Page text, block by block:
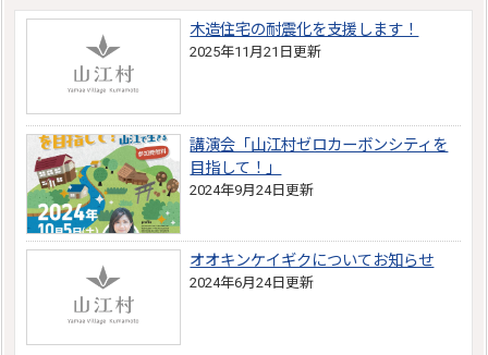
木造住宅の耐震化を支援します！
2025年11月21日更新
講演会「山江村ゼロカーボンシティを
目指して！」
2024年9月24日更新
オオキンケイギクについてお知らせ
2024年6月24日更新